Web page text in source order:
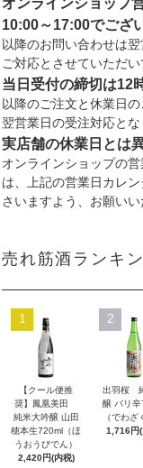
10:00～17:00でござ
以降のお問い合わせは
ご対応とさせていただい
当日受付の締切は12
以降のご注文と休業日
翌営業日の受注対応とな
実店舗の休業日とは
オンラインショップの
は、上記の営業日カレ
さいますよう、お願いい
売れ筋酒ランキ
1
【クール便推
奨】鳳凰美田
純米大吟醸 山田
穂本生720ml（ほ
うおうびでん）
2,420円(内税)
2
出羽桜
醸 バリ辛
（でわざ
1,716円(